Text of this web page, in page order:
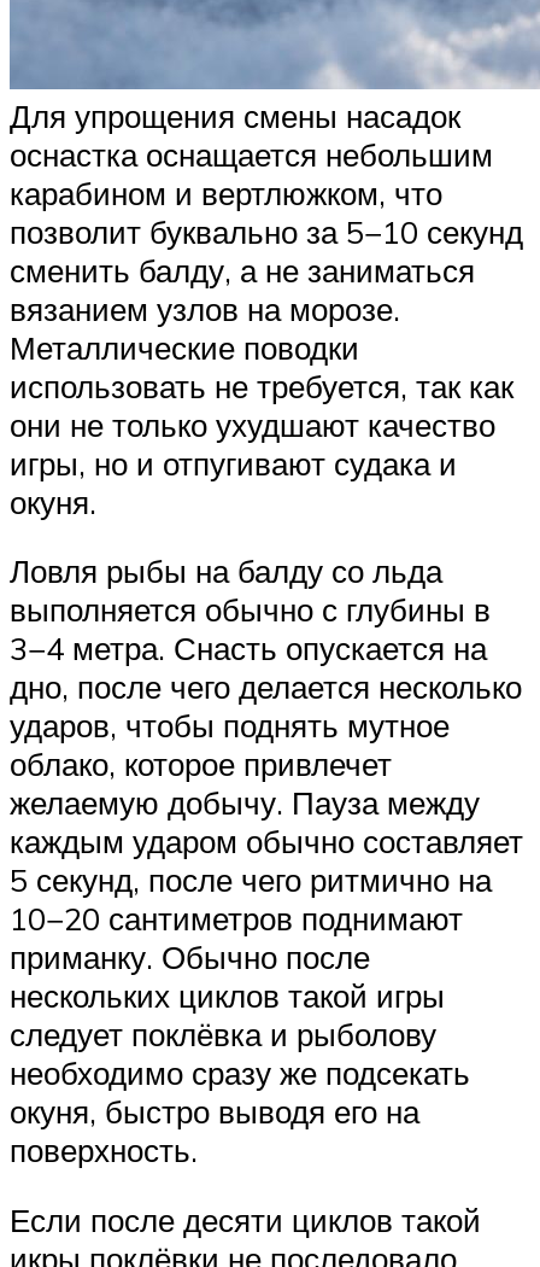
Для упрощения смены насадок
оснастка оснащается небольшим
карабином и вертлюжком, что
позволит буквально за 5−10 секунд
сменить балду, а не заниматься
вязанием узлов на морозе.
Металлические поводки
использовать не требуется, так как
они не только ухудшают качество
игры, но и отпугивают судака и
окуня.
Ловля рыбы на балду со льда
выполняется обычно с глубины в
3−4 метра. Снасть опускается на
дно, после чего делается несколько
ударов, чтобы поднять мутное
облако, которое привлечет
желаемую добычу. Пауза между
каждым ударом обычно составляет
5 секунд, после чего ритмично на
10−20 сантиметров поднимают
приманку. Обычно после
нескольких циклов такой игры
следует поклёвка и рыболову
необходимо сразу же подсекать
окуня, быстро выводя его на
поверхность.
Если после десяти циклов такой
икры поклёвки не последовало,